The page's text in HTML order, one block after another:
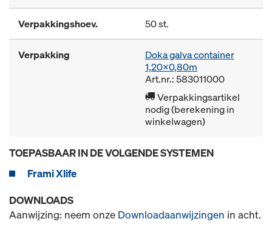
Verpakkingshoev. 50 st.
Verpakking
Doka galva container
1,20x0,80m
Art.nr.: 583011000
Verpakkingsartikel
nodig (berekening in
winkelwagen)
TOEPASBAAR IN DE VOLGENDE SYSTEMEN
Frami Xlife
DOWNLOADS
Aanwijzing: neem onze Downloadaanwijzingen in acht.